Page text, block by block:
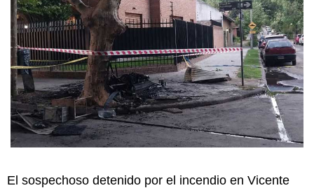
El sospechoso detenido por el incendio en Vicente